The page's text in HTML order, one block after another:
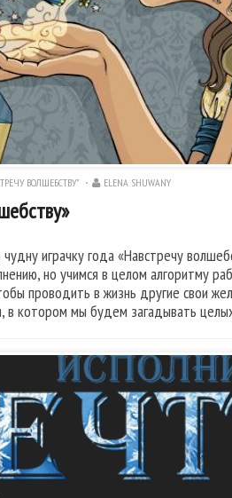
ВОЛШЕБСТВУ" ELENA SHUWANY
играчку года «Навстречу
но учимся в целом алгоритму
проводить в жизнь другие свои
в котором мы будем загадывать